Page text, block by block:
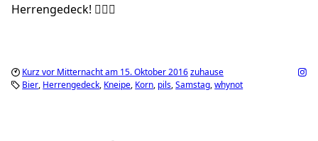
Herrengedeck! 👌🏼🍻
Kurz vor Mitternacht am 15. Oktober 2016zuhause
Bier Herrengedeck Kneipe Korn pils Samstag whynot